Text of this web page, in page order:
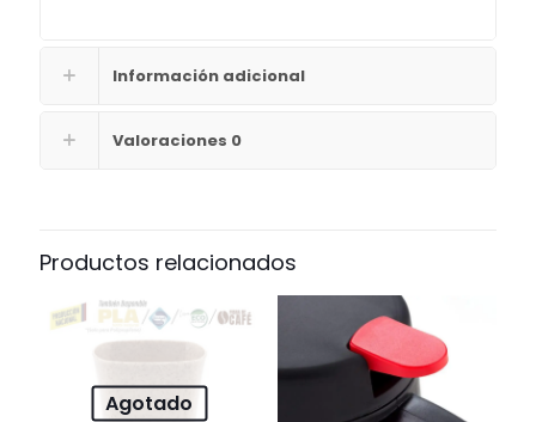
Información adicional
Valoraciones 0
Productos relacionados
Agotado